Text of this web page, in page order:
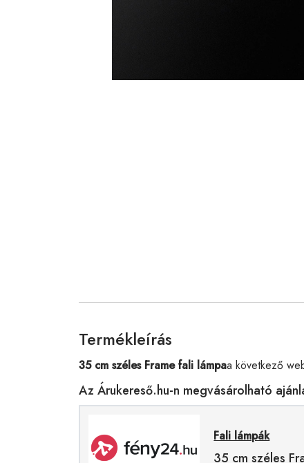
Termékleírás
35 cm széles Frame fali lámpaa következő
Az Árukereső.hu-n megvásárolható
Fali lámpák
35 cm széles